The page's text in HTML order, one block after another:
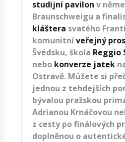
studijní pavilon v
Braunschweigu a
kláštera svatého
komunitníveřejný
Švédsku, škola Reggio
nebo konverze jatek
Ostravě. Můžete si
jednou z tehdejších
bývalou pražskou
Adrianou Krnáčovou
z cesty po finálových
doplněnou o